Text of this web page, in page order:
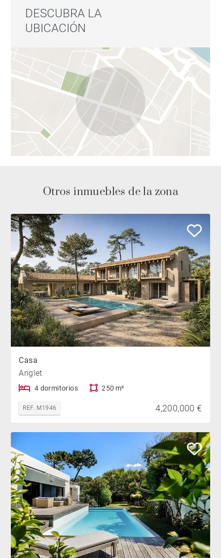
DESCUBRA LA
UBICACIÓN
Otros inmuebles de la zona
Casa
Anglet
4 dormitorios 250 m²
REF. M1946 4,200,000 €